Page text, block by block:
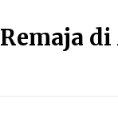
Ketua DPRD Dompu
RSJ